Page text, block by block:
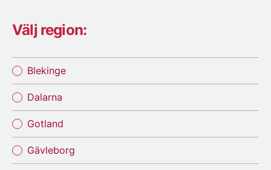
Välj region:
Blekinge
Dalarna
Gotland
Gävleborg